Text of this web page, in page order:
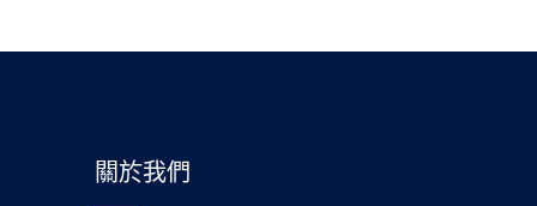
關於我們